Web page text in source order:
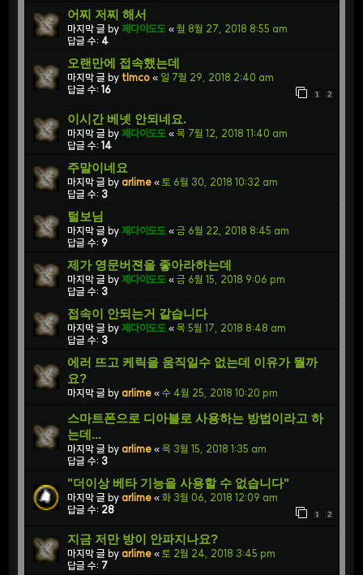
어찌 저찌 해서
마지막 글 by 제다이도도 « 월 8월 27, 2018 8:55 am
답글 수: 4
오랜만에 접속했는데
마지막 글 by tlmco « 일 7월 29, 2018 2:40 am
답글 수: 16 1 2
이시간 베넷 안되네요.
마지막 글 by 제다이도도 « 목 7월 12, 2018 11:40 am
답글 수: 14
주말이네요
마지막 글 by arlime « 토 6월 30, 2018 10:32 am
답글 수: 3
털보님
마지막 글 by 제다이도도 « 금 6월 22, 2018 8:45 am
답글 수: 9
제가 영문버젼을 좋아라하는데
마지막 글 by 제다이도도 « 금 6월 15, 2018 9:06 pm
답글 수: 3
접속이 안되는거 같습니다
마지막 글 by 제다이도도 « 목 5월 17, 2018 8:48 am
답글 수: 3
에러 뜨고 케릭을 움직일수 없는데 이유가 뭘까
요?
마지막 글 by arlime « 수 4월 25, 2018 10:20 pm
스마트폰으로 디아블로 사용하는 방법이라고 하
는데...
마지막 글 by arlime « 목 3월 15, 2018 1:35 am
답글 수: 3
"더이상 베타 기능을 사용할 수 없습니다"
마지막 글 by arlime « 화 3월 06, 2018 12:09 am
답글 수: 28 1 2
지금 저만 방이 안파지나요?
마지막 글 by arlime « 토 2월 24, 2018 3:45 pm
답글 수: 7